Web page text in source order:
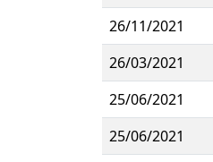
26/11/2021
26/03/2021
25/06/2021
25/06/2021